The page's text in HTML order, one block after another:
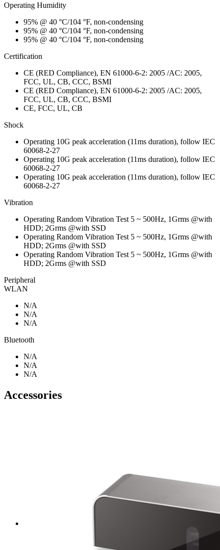
Operating Humidity
95% @ 40 °C/104 °F, non-condensing
95% @ 40 °C/104 °F, non-condensing
95% @ 40 °C/104 °F, non-condensing
Certification
CE (RED Compliance), EN 61000-6-2: 2005 /AC: 2005,
FCC, UL, CB, CCC, BSMI
CE (RED Compliance), EN 61000-6-2: 2005 /AC: 2005,
FCC, UL, CB, CCC, BSMI
CE, FCC, UL, CB
Shock
Operating 10G peak acceleration (11ms duration), follow IEC
60068-2-27
Operating 10G peak acceleration (11ms duration), follow IEC
60068-2-27
Operating 10G peak acceleration (11ms duration), follow IEC
60068-2-27
Vibration
Operating Random Vibration Test 5 ~ 500Hz, 1Grms @with
HDD; 2Grms @with SSD
Operating Random Vibration Test 5 ~ 500Hz, 1Grms @with
HDD; 2Grms @with SSD
Operating Random Vibration Test 5 ~ 500Hz, 1Grms @with
HDD; 2Grms @with SSD
Peripheral
WLAN
N/A
N/A
N/A
Bluetooth
N/A
N/A
N/A
Accessories